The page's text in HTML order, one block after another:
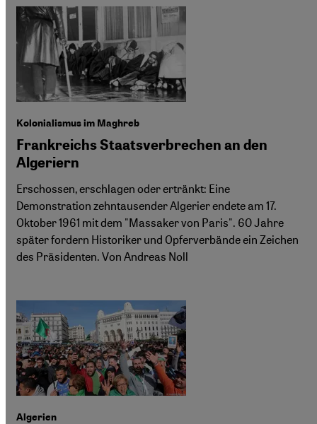
Kolonialismus im Maghreb
Frankreichs Staatsverbrechen an den
Algeriern
Erschossen, erschlagen oder ertränkt: Eine
Demonstration zehntausender Algerier endete am 17.
Oktober 1961 mit dem "Massaker von Paris". 60 Jahre
später fordern Historiker und Opferverbände ein Zeichen
des Präsidenten. Von Andreas Noll
Algerien